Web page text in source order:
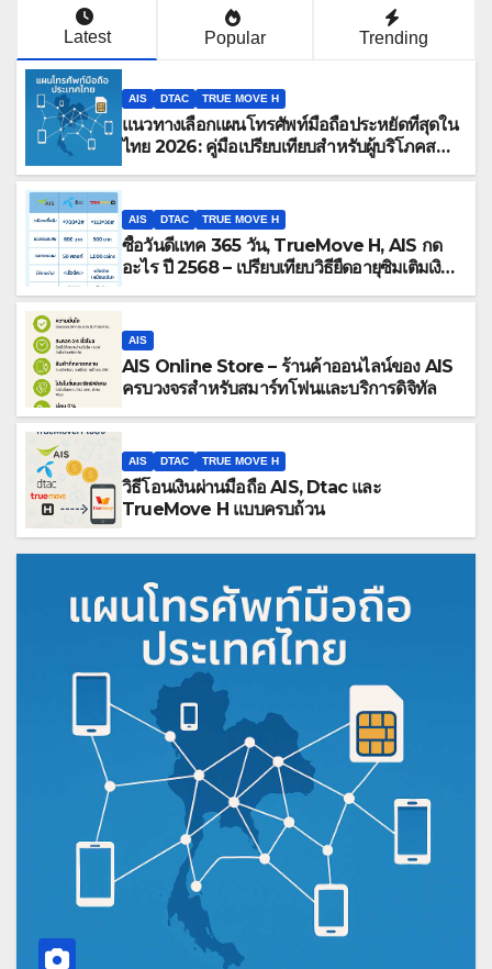
Latest Popular Trending
AIS DTAC TRUE MOVE H
แนวทางเลือกแผนโทรศัพท์มือถือประหยัดที่สุดใน
ไทย 2026: คู่มือเปรียบเทียบสำหรับผู้บริโภคสมัย
AIS DTAC TRUE MOVE H
ซื้อวันดีแทค 365 วัน, TrueMove H, AIS กด
อะไร ปี 2568 – เปรียบเทียบวิธียืดอายุซิมเติมเงิน
AIS
AIS Online Store – ร้านค้าออนไลน์ของ AIS
ครบวงจรสำหรับสมาร์ทโฟนและบริการดิจิทัล
AIS DTAC TRUE MOVE H
วิธีโอนเงินผ่านมือถือ AIS, Dtac และ
TrueMove H แบบครบถ้วน